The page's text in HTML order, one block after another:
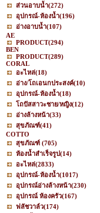
ส่วนอาบน้ำ(272)
อุปกรณ์-ห้องน้ำ(196)
อ่างอาบน้ำ(107)
AE
PRODUCT(294)
BEN
PRODUCT(289)
CORAL
อะไหล่(18)
อ่าง/โถเอนกประสงค์(10)
อุปกรณ์-ห้องน้ำ(18)
โถปัสสาวะชาย/หญิง(12)
อ่างล้างหน้า(33)
สุขภัณฑ์(41)
COTTO
สุขภัณฑ์ (705)
ห้องน้ำสำเร็จรูป(14)
อะไหล่(2833)
อุปกรณ์-ห้องน้ำ(1017)
อุปกรณ์อ่างล้างหน้า(230)
อุปกรณ์ ห้องครัว(167)
ฟลัชวาล์ว(174)